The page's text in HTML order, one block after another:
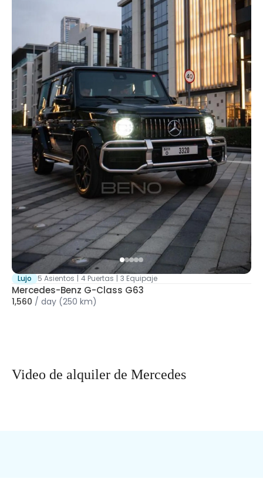
Lujo 5 Asientos | 4 Puertas | 3 Equipaje
Mercedes-Benz G-Class G63
1,560 / day (250 km)
Video de alquiler de Mercedes